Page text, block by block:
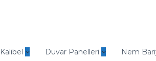
d
Kalibel Duvar Panelleri Nem